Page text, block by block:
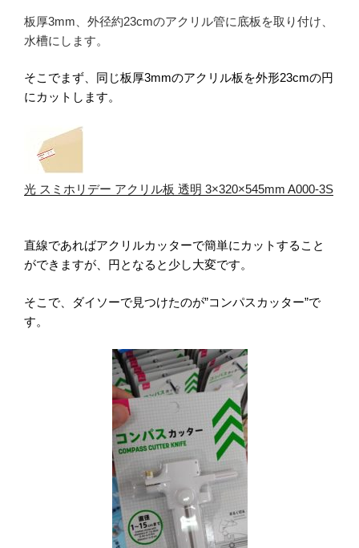
板厚3mm 、外径約23cmのアクリル管に底板を取り付け、
水槽にします。
そこでまず、同じ板厚3mmのアクリル板を外形23cmの円
にカットします。
光 スミホリデー アクリル板 透明 3×320×545mm A000-3S
直線であればアクリルカッターで簡単にカットすること
ができますが、 円となると少し大変です。
そこで、ダイソーで見つけたのが”コンパスカッター”で
す。